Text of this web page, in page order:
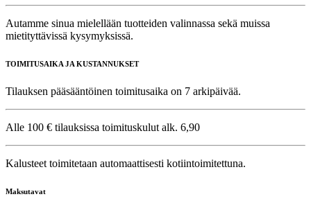
Autamme sinua mielellään tuotteiden valinnassa sekä muissa
mietityttävissä kysymyksissä.
TOIMITUSAIKA JA KUSTANNUKSET
Tilauksen pääsääntöinen toimitusaika on 7 arkipäivää.
Alle 100 € tilauksissa toimituskulut alk. 6,90
Kalusteet toimitetaan automaattisesti kotiintoimitettuna.
Maksutavat